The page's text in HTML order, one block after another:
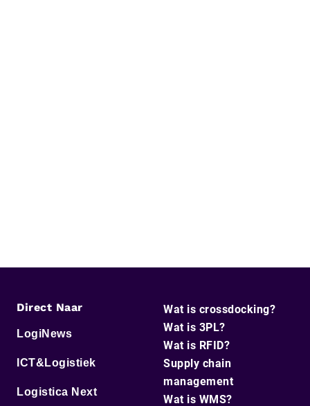
Direct Naar
LogiNews
ICT&Logistiek
Logistica Next
Wat is crossdocking?
Wat is 3PL?
Wat is RFID?
Supply chain
management
Wat is WMS?